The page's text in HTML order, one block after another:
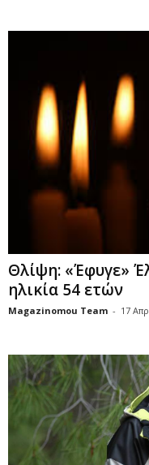
Θλίψη: «Έφυγε»
ηλικία 54 ετών
Magazinomou Team - 17